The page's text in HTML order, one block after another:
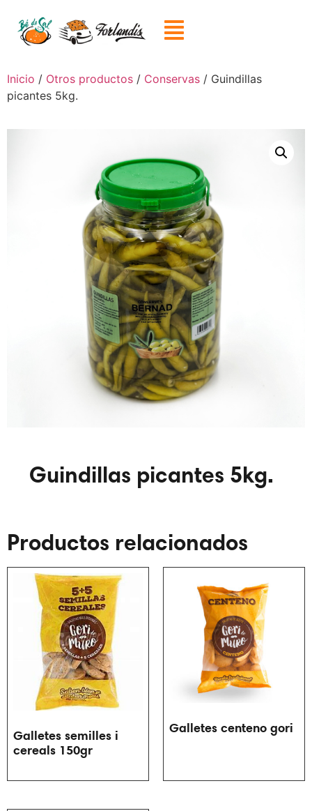
Inicio / Otros productos / Conservas / Guindillas
picantes 5kg.
Guindillas picantes 5kg.
Productos relacionados
Galletes semilles i
cereals 150gr
Galletes centeno gori